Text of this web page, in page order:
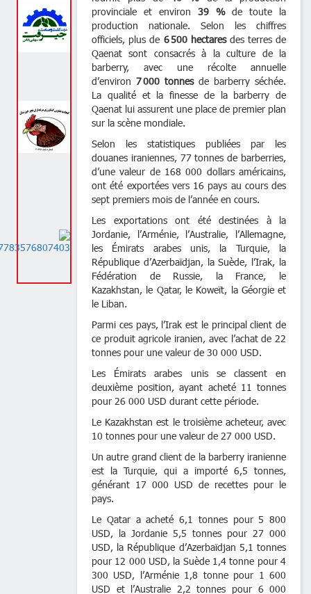
provinciale et environ39 %de
production nationale. Selon les
officiels, plus de6 500 hectaresdes
Qaenat sont consacrés à la culture
barberry, avec une récolte
d’environ7 000 tonnesde barberry
La qualité et la finesse de la
Qaenat lui assurent une place de premier
sur la scène mondiale.
Selon les statistiques publiées par
douanes iraniennes, 77 tonnes de
d’une valeur de 168 000 dollars
ont été exportées vers 16 pays au cours
sept premiers mois de l’année en cours.
Les exportations ont été destinées
Jordanie, l’Arménie, l’Australie,
les Émirats arabes unis, la
République d’Azerbaïdjan, la Suède,
Fédération de Russie, la
Kazakhstan, le Qatar, le Koweït, la
Parmi ces pays, l’Irak est le principal
ce produit agricole iranien, avec l’achat
tonnes pour une valeur de 30 000 USD.
Les Émirats arabes unis se
deuxième position, ayant acheté 11
pour 26 000 USD durant cette période.
Le Kazakhstan est le troisième acheteur,
10 tonnes pour une valeur de 27 000
Un autre grand client de la barberry
est la Turquie, qui a importé 6,5
générant 17 000 USD de recettes
Le Qatar a acheté 6,1 tonnes pour 5
USD, la Jordanie 5,5 tonnes pour 27
USD, la République d’Azerbaïdjan 5,1
pour 12 000 USD, la Suède 1,4 tonne
300 USD, l’Arménie 1,8 tonne pour 1
USD et l’Australie 2,2 tonnes pour 6